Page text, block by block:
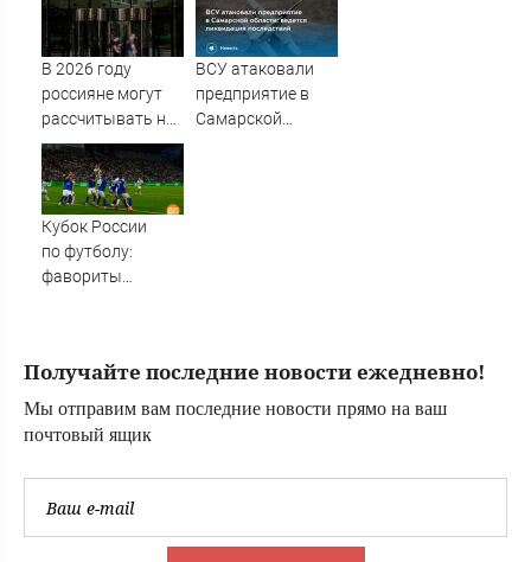
платежи не
пройдут
стал символом
провала МВД
В 2026 году
россияне могут
рассчитывать на
две короткие
рабочие недели
ВСУ атаковали
предприятие в
Самарской
Кубок России
по футболу:
фавориты
выпуска
Получайте последние новости ежедневно!
Мы отправим вам последние новости прямо на ваш
почтовый ящик